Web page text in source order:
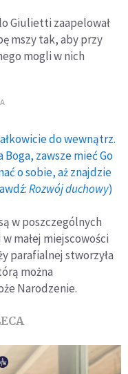
Giulietti zaapelował
mszy tak, aby przy
mogli w nich
do wewnątrz.
zawsze mieć Go
o sobie, aż znajdzie
Rozwój duchowy)
w poszczególnych
małej miejscowości
parafialnej stworzyła
można
Narodzenie.